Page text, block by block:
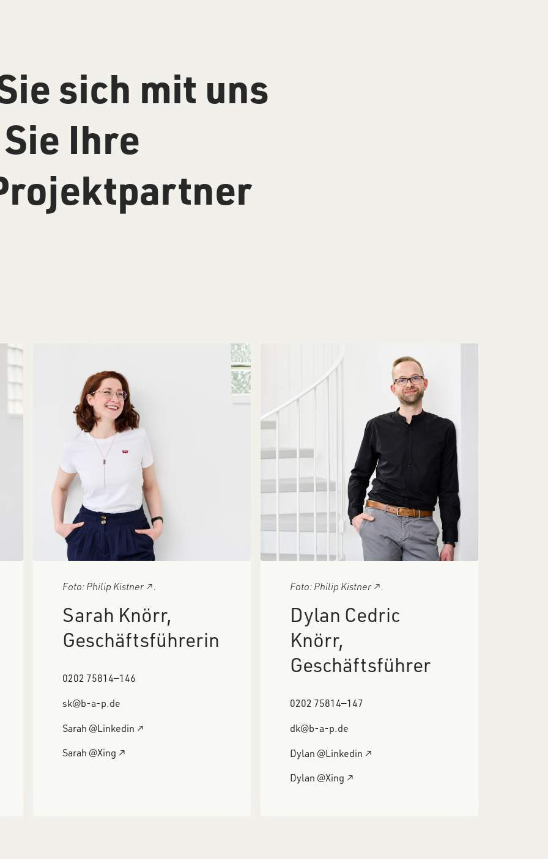
sich mit uns
Ihre
Foto: Philip Kistner ↗.
Sarah Knörr,
Geschäftsführerin
0202 75814―146
sk@b-a-p.de
Sarah @Linkedin ↗
Sarah @Xing ↗
Foto: Philip Kistner ↗.
Dylan Cedric
Knörr,
Geschäftsführer
0202 75814―147
dk@b-a-p.de
Dylan @Linkedin ↗
Dylan @Xing ↗